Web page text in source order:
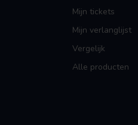
Mijn tickets
Mijn verlanglijst
Vergelijk
Alle producten